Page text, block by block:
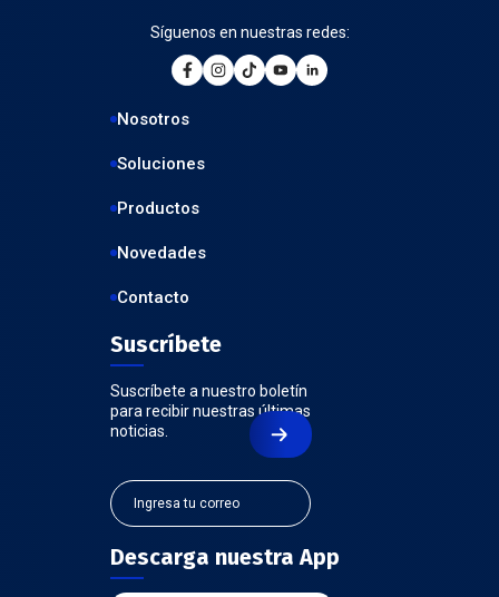
Síguenos en nuestras redes:
Nosotros
Soluciones
Productos
Novedades
Contacto
Suscríbete
Suscríbete a nuestro boletín
para recibir nuestras últimas
noticias.
Descarga nuestra App